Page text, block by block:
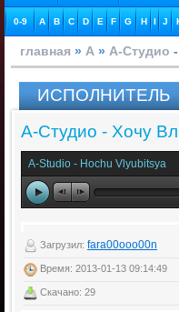
0-9 A B C D E F G H I J
главная » А » А-Студио
ИСПОЛНИТЕЛЬ
А-Студио - Хочу
A-Studio - Hochu Vlyubitsya
Загрузил: fara00ooo00n
Время: 2013-01-13 09:14:49
Скачано: 29